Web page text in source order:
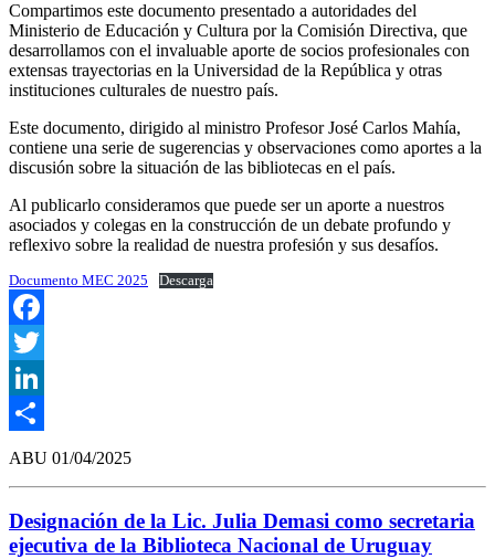
Compartimos este documento presentado a autoridades del
Ministerio de Educación y Cultura por la Comisión Directiva, que
desarrollamos con el invaluable aporte de socios profesionales con
extensas trayectorias en la Universidad de la República y otras
instituciones culturales de nuestro país.
Este documento, dirigido al ministro Profesor José Carlos Mahía,
contiene una serie de sugerencias y observaciones como aportes a la
discusión sobre la situación de las bibliotecas en el país.
Al publicarlo consideramos que puede ser un aporte a nuestros
asociados y colegas en la construcción de un debate profundo y
reflexivo sobre la realidad de nuestra profesión y sus desafíos.
Documento MEC 2025 Descarga
Facebook
Twitter
LinkedIn
Compartir
ABU 01/04/2025
Designación de la Lic. Julia Demasi como secretaria
ejecutiva de la Biblioteca Nacional de Uruguay